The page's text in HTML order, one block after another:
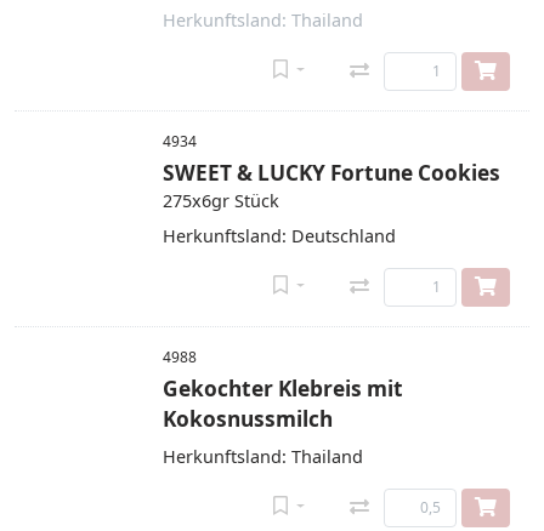
Herkunftsland: Thailand
4934
SWEET & LUCKY Fortune Cookies
275x6gr Stück
Herkunftsland: Deutschland
4988
Gekochter Klebreis mit
Kokosnussmilch
Herkunftsland: Thailand